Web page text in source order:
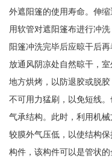
外遮阳篷的使用寿命。伸
用软管对遮阳篷布进行冲
阳篷冲洗完毕后应晾干后
放通风阴凉处自然晾干，
地方烘烤，以防退胶或脱胶
不可用力猛刷，以免短线
气承结构。此时，利用机
较膜外气压低，以使结构
构件，该构件可以是管状